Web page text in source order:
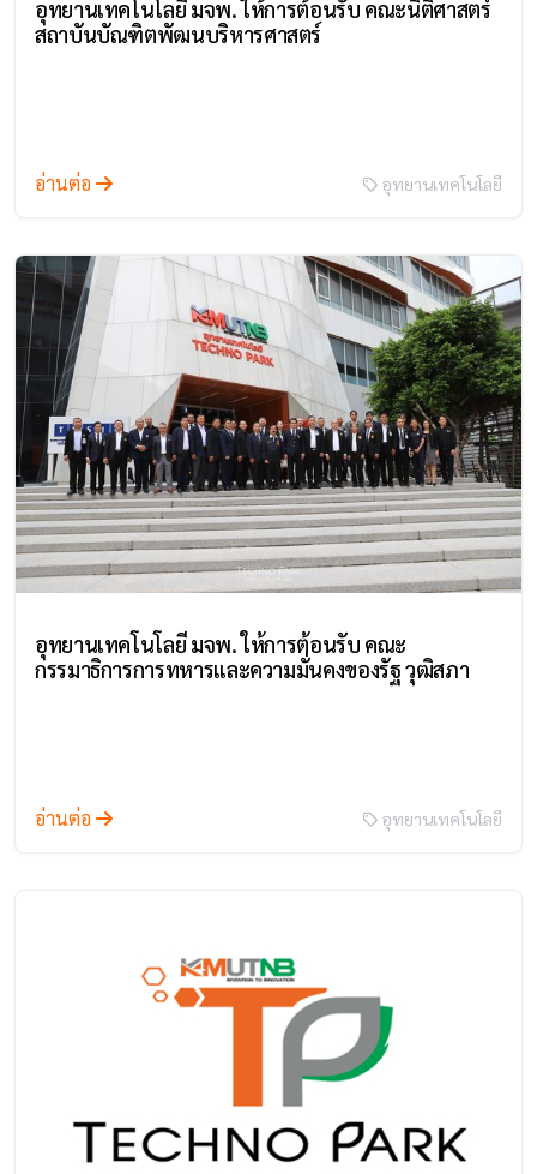
อุทยานเทคโนโลยี มจพ. ให้การต้อนรับ คณะนิติศาสตร์
สถาบันบัณฑิตพัฒนบริหารศาสตร์
อ่านต่อ อุทยานเทคโนโลยี
อุทยานเทคโนโลยี มจพ. ให้การต้อนรับ คณะ
กรรมาธิการการทหารและความมั่นคงของรัฐ วุฒิสภา
อ่านต่อ อุทยานเทคโนโลยี